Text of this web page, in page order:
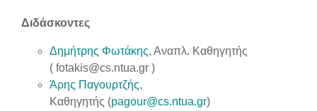
Διδάσκοντες
Δημήτρης Φωτάκης, Αναπλ. Καθηγητής
( fotakis@cs.ntua.gr )
Άρης Παγουρτζής,
Καθηγητής (pagour@cs.ntua.gr)